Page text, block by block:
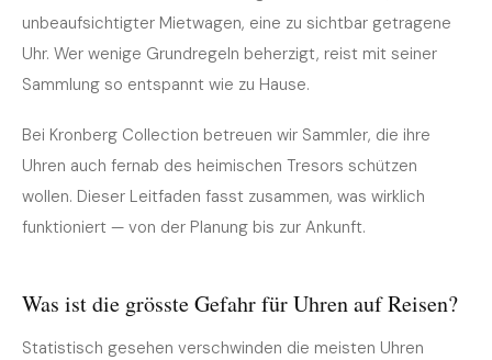
unbeaufsichtigter Mietwagen, eine zu sichtbar getragene
Uhr. Wer wenige Grundregeln beherzigt, reist mit seiner
Sammlung so entspannt wie zu Hause.
Bei Kronberg Collection betreuen wir Sammler, die ihre
Uhren auch fernab des heimischen Tresors schützen
wollen. Dieser Leitfaden fasst zusammen, was wirklich
funktioniert — von der Planung bis zur Ankunft.
Was ist die grösste Gefahr für Uhren auf Reisen?
Statistisch gesehen verschwinden die meisten Uhren